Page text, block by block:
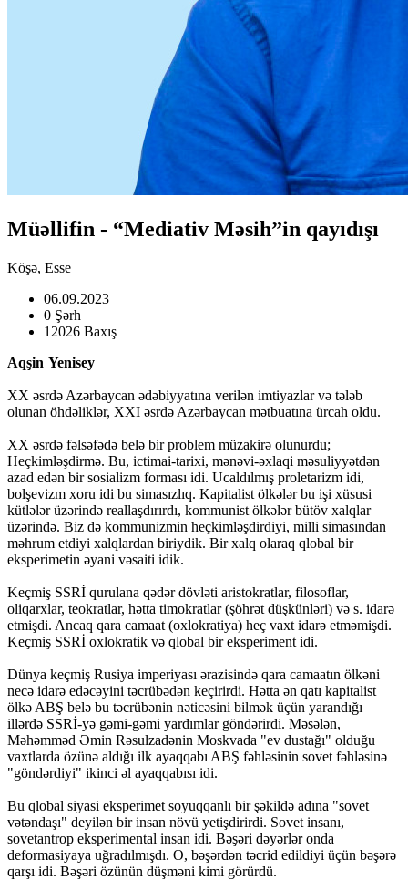
Müəllifin - “Mediativ Məsih”in qayıdışı
Köşə, Esse
06.09.2023
0 Şərh
12026 Baxış
Aqşin Yenisey
XX əsrdə Azərbaycan ədəbiyyatına verilən imtiyazlar və tələb
olunan öhdəliklər, XXI əsrdə Azərbaycan mətbuatına ürcah oldu.
XX əsrdə fəlsəfədə belə bir problem müzakirə olunurdu;
Heçkimləşdirmə. Bu, ictimai-tarixi, mənəvi-əxlaqi məsuliyyətdən
azad edən bir sosializm forması idi. Ucaldılmış proletarizm idi,
bolşevizm xoru idi bu simasızlıq. Kapitalist ölkələr bu işi xüsusi
kütlələr üzərində reallaşdırırdı, kommunist ölkələr bütöv xalqlar
üzərində. Biz də kommunizmin heçkimləşdirdiyi, milli simasından
məhrum etdiyi xalqlardan biriydik. Bir xalq olaraq qlobal bir
eksperimetin əyani vəsaiti idik.
Keçmiş SSRİ qurulana qədər dövləti aristokratlar, filosoflar,
oliqarxlar, teokratlar, hətta timokratlar (şöhrət düşkünləri) və s. idarə
etmişdi. Ancaq qara camaat (oxlokratiya) heç vaxt idarə etməmişdi.
Keçmiş SSRİ oxlokratik və qlobal bir eksperiment idi.
Dünya keçmiş Rusiya imperiyası ərazisində qara camaatın ölkəni
necə idarə edəcəyini təcrübədən keçirirdi. Hətta ən qatı kapitalist
ölkə ABŞ belə bu təcrübənin nəticəsini bilmək üçün yarandığı
illərdə SSRİ-yə gəmi-gəmi yardımlar göndərirdi. Məsələn,
Məhəmməd Əmin Rəsulzadənin Moskvada "ev dustağı" olduğu
vaxtlarda özünə aldığı ilk ayaqqabı ABŞ fəhləsinin sovet fəhləsinə
"göndərdiyi" ikinci əl ayaqqabısı idi.
Bu qlobal siyasi eksperimet soyuqqanlı bir şəkildə adına "sovet
vətəndaşı" deyilən bir insan növü yetişdirirdi. Sovet insanı,
sovetantrop eksperimental insan idi. Bəşəri dəyərlər onda
deformasiyaya uğradılmışdı. O, bəşərdən təcrid edildiyi üçün bəşərə
qarşı idi. Bəşəri özünün düşməni kimi görürdü.